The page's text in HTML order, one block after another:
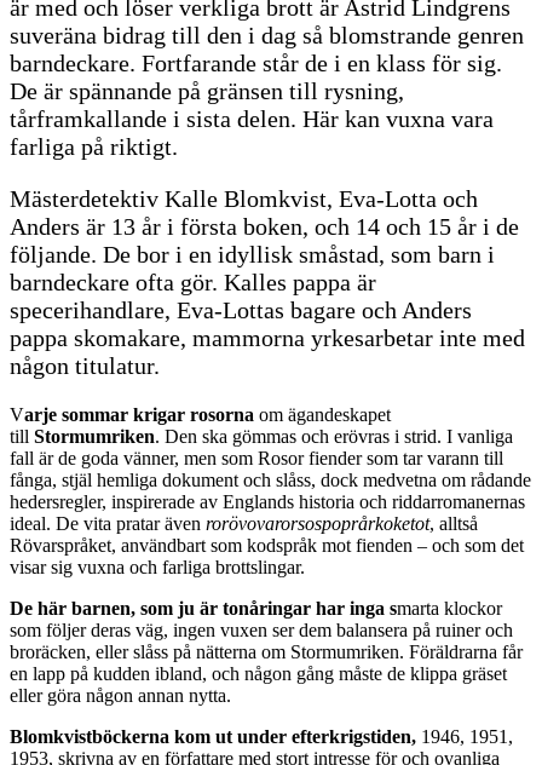
är med och löser verkliga brott är Astrid Lindgrens
suveräna bidrag till den i dag så blomstrande genren
barndeckare. Fortfarande står de i en klass för sig.
De är spännande på gränsen till rysning,
tårframkallande i sista delen. Här kan vuxna vara
farliga på riktigt.
Mästerdetektiv Kalle Blomkvist, Eva-Lotta och
Anders är 13 år i första boken, och 14 och 15 år i de
följande. De bor i en idyllisk småstad, som barn i
barndeckare ofta gör. Kalles pappa är
specerihandlare, Eva-Lottas bagare och Anders
pappa skomakare, mammorna yrkesarbetar inte med
någon titulatur.
Varje sommar krigar rosorna om ägandeskapet
till Stormumriken. Den ska gömmas och erövras i strid. I vanliga
fall är de goda vänner, men som Rosor fiender som tar varann till
fånga, stjäl hemliga dokument och slåss, dock medvetna om rådande
hedersregler, inspirerade av Englands historia och riddarromanernas
ideal. De vita pratar även rorövovarorsospoprårkoketot, alltså
Rövarspråket, användbart som kodspråk mot fienden – och som det
visar sig vuxna och farliga brottslingar.
De här barnen, som ju är tonåringar har inga smarta klockor
som följer deras väg, ingen vuxen ser dem balansera på ruiner och
broräcken, eller slåss på nätterna om Stormumriken. Föräldrarna får
en lapp på kudden ibland, och någon gång måste de klippa gräset
eller göra någon annan nytta.
Blomkvistböckerna kom ut under efterkrigstiden, 1946, 1951,
1953, skrivna av en författare med stort intresse för och ovanliga